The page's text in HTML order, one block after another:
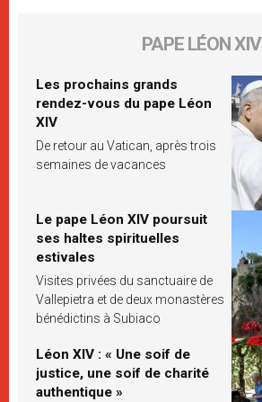
PAPE LÉON XIV
Les prochains grands
rendez-vous du pape Léon
XIV
De retour au Vatican, après trois
semaines de vacances
Le pape Léon XIV poursuit
ses haltes spirituelles
estivales
Visites privées du sanctuaire de
Vallepietra et de deux monastères
bénédictins à Subiaco
Léon XIV : « Une soif de
justice, une soif de charité
authentique »